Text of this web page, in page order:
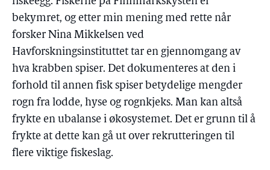
bekymret, og etter min mening med rette når
forsker Nina Mikkelsen ved
Havforskningsinstituttet tar en gjennomgang av
hva krabben spiser. Det dokumenteres at den i
forhold til annen fisk spiser betydelige mengder
rogn fra lodde, hyse og rognkjeks. Man kan altså
frykte en ubalanse i økosystemet. Det er grunn til å
frykte at dette kan gå ut over rekrutteringen til
flere viktige fiskeslag.